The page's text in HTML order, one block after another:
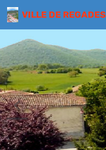
VILLE DE REGADES